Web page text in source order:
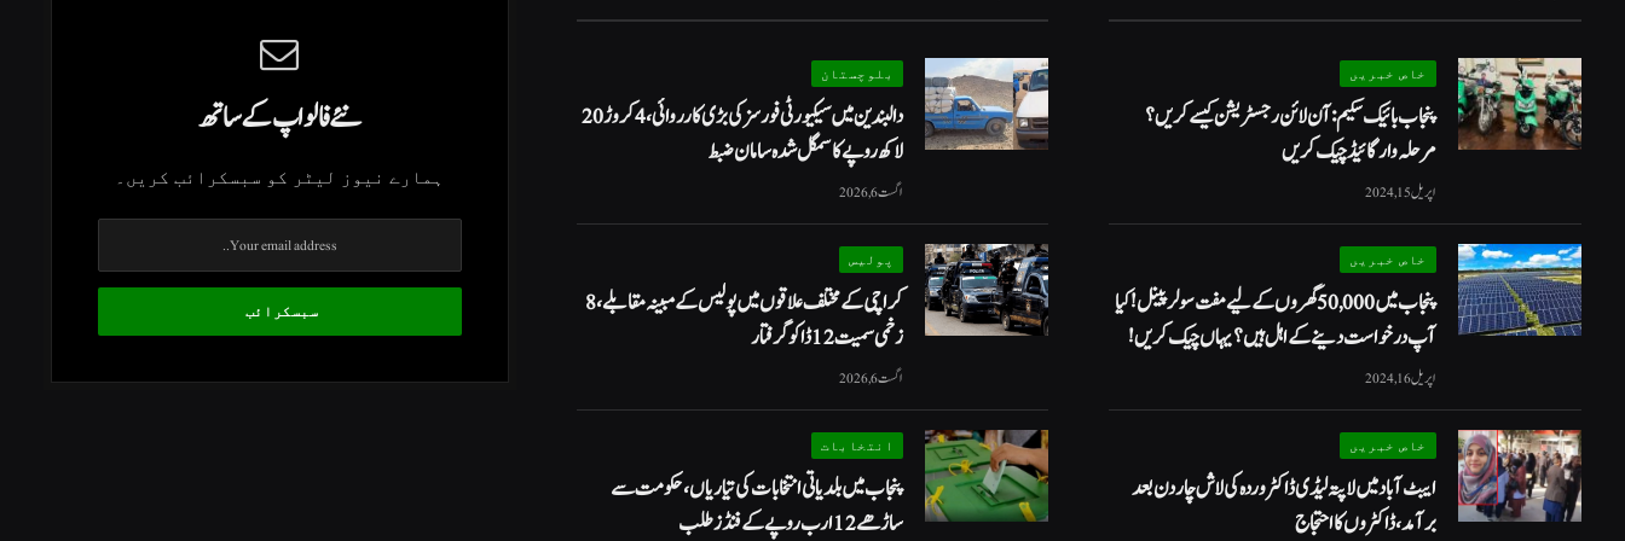
خاص خبریں
پنجاب بائیک سکیم: آن لائن رجسٹریشن کیسے کریں؟
مرحلہ وار گائیڈ چیک کریں
اپریل 15, 2024
خاص خبریں
پنجاب میں 50,000 گھروں کے لیے مفت سولر پینل! کیا
آپ درخواست دینے کے اہل ہیں؟ یہاں چیک کریں!
اپریل 16, 2024
خاص خبریں
ایبٹ آباد میں لاپتہ لیڈی ڈاکٹر وردہ کی لاش چار دن بعد
برآمد، ڈاکٹروں کا احتجاج
بلوچستان
دالبندین میں سیکیورٹی فورسز کی بڑی کارروائی، 4 کروڑ 20
لاکھ روپے کا سمگل شدہ سامان ضبط
اگست 6, 2026
پولیس
کراچی کے مختلف علاقوں میں پولیس کے مبینہ مقابلے، 8
زخمی سمیت 12 ڈاکو گرفتار
اگست 6, 2026
انتخابات
پنجاب میں بلدیاتی انتخابات کی تیاریاں، حکومت سے
ساڑھے 12 ارب روپے کے فنڈز طلب
نئے فالو اپ کے ساتھ
ہمارے نیوز لیٹر کو سبسکرائب کریں۔